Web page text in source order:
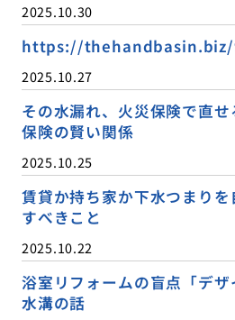
2025.10.30
https://
2025.10.27
その水漏れ、火災保険で直
保険の賢い関係
2025.10.25
賃貸か持ち家か下水つまり
すべきこと
2025.10.22
浴室リフォームの盲点「デ
水溝の話